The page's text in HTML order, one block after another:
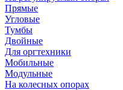
Прямые
Угловые
Тумбы
Двойные
Для оргтехники
Мобильные
Модульные
На колесных опорах